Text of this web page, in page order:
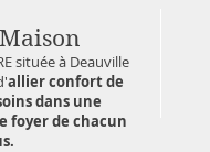
située à Deauville
allier confort de
dans une
foyer de chacun